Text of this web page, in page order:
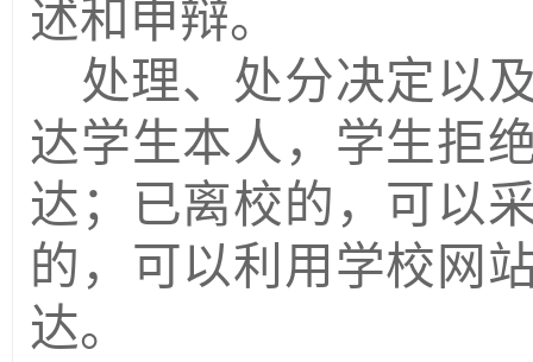
述和申辩。
处理、处分决定以
达学生本人，学生拒
达；已离校的，可以
的，可以利用学校网
达。